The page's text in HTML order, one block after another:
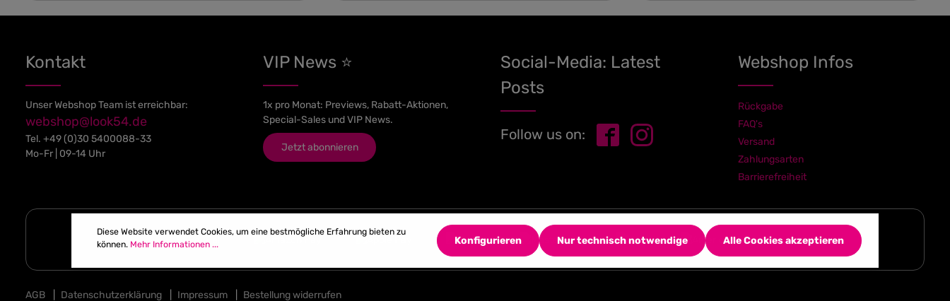
Kontakt
Unser Webshop Team ist erreichbar:
webshop@look54.de
Tel. +49 (0)30 5400088-33
Mo-Fr | 09-14 Uhr
VIP News ⭐
1x pro Monat: Previews, Rabatt-Aktionen,
Special-Sales und VIP News.
Jetzt abonnieren
Social-Media: Latest
Posts
Follow us on:
Webshop Infos
Rückgabe
FAQ's
Versand
Zahlungsarten
Barrierefreiheit
AGB Datenschutzerklärung Impressum Bestellung widerrufen
Diese Website verwendet Cookies, um eine bestmögliche Erfahrung bieten zu
können. Mehr Informationen ... Nur technisch notwendige
Konfigurieren Alle Cookies akzeptieren